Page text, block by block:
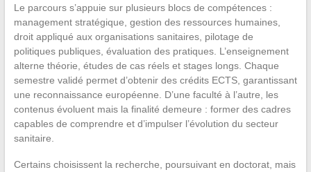
Le parcours s’appuie sur plusieurs blocs de compétences :
management stratégique, gestion des ressources humaines,
droit appliqué aux organisations sanitaires, pilotage de
politiques publiques, évaluation des pratiques. L’enseignement
alterne théorie, études de cas réels et stages longs. Chaque
semestre validé permet d’obtenir des crédits ECTS, garantissant
une reconnaissance européenne. D’une faculté à l’autre, les
contenus évoluent mais la finalité demeure : former des cadres
capables de comprendre et d’impulser l’évolution du secteur
sanitaire.
Certains choisissent la recherche, poursuivant en doctorat, mais